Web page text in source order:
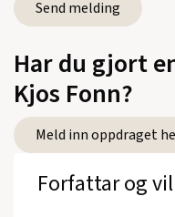
Har du gjort
Kjos Fonn?
Meld inn oppdraget
Forfattar og